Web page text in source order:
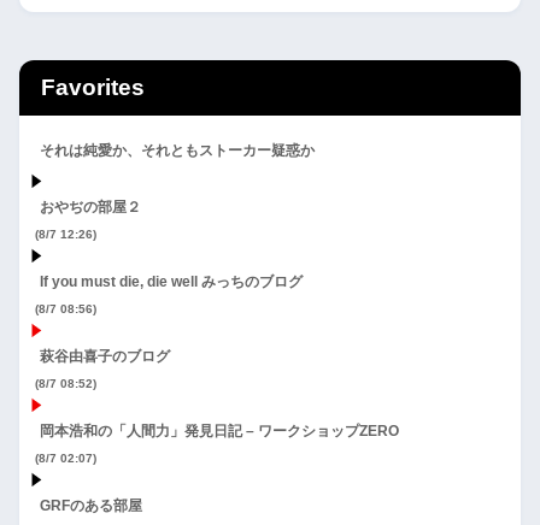
Favorites
それは純愛か、それともストーカー疑惑か
おやぢの部屋２
(8/7 12:26)
If you must die, die well みっちのブログ
(8/7 08:56)
萩谷由喜子のブログ
(8/7 08:52)
岡本浩和の「人間力」発見日記 – ワークショップZERO
(8/7 02:07)
GRFのある部屋